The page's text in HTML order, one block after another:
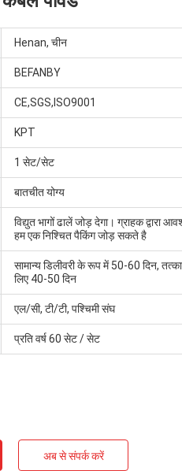
Henan, चीन
BEFANBY
CE,SGS,ISO9001
KPT
1 सेट/सेट
बातचीत योग्य
विद्युत भागों ढालें ​​जोड़ देगा। ग्राहक द्वारा
हम एक निश्चित पैकिंग जोड़ सकते है
सामान्य डिलीवरी के रूप में 50-60 दिन,
लिए 40-50 दिन
एल/सी, टी/टी, पश्चिमी संघ
प्रति वर्ष 60 सेट / सेट
अब से संपर्क करें